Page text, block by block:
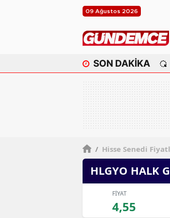
09 Ağustos 2026
SON DAKİKA
/ Hisse Senedi
HLGYO HALK
FİYAT
4,55